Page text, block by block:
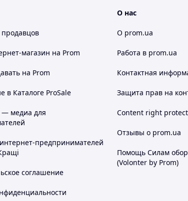
магазин на Prom
на Prom
в Каталоге ProSale
— медиа для
предпринимателей
соглашение
О нас
О prom.ua
Работа в prom.ua
Контактная
Защита прав на
Content right
Отзывы о prom.ua
Помощь Силам
(Volonter by Prom)